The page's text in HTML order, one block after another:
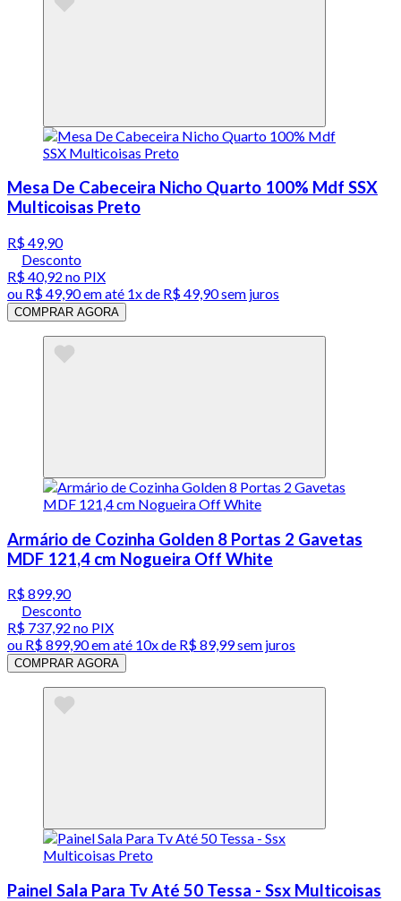
Mesa De Cabeceira Nicho Quarto 100% Mdf SSX
Multicoisas Preto
R$ 49,90
Desconto
R$ 40,92 no PIX
ou R$ 49,90em até 1x de R$ 49,90sem juros
COMPRAR AGORA
Armário de Cozinha Golden 8 Portas 2 Gavetas
MDF 121,4 cm Nogueira Off White
R$ 899,90
Desconto
R$ 737,92 no PIX
ou R$ 899,90em até 10x de R$ 89,99 sem juros
COMPRAR AGORA
Painel Sala Para Tv Até 50 Tessa - Ssx Multicoisas